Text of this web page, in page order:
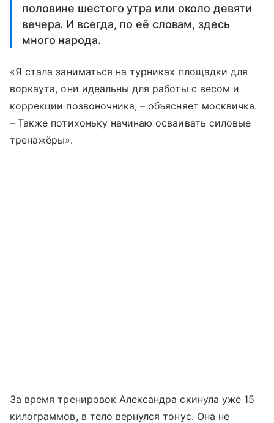
половине шестого утра или около девяти
вечера. И всегда, по её словам, здесь
много народа.
«Я стала заниматься на турниках площадки для
воркаута, они идеальны для работы с весом и
коррекции позвоночника, – объясняет москвичка.
– Также потихоньку начинаю осваивать силовые
тренажёры».
За время тренировок Александра скинула уже 15
килограммов, в тело вернулся тонус. Она не